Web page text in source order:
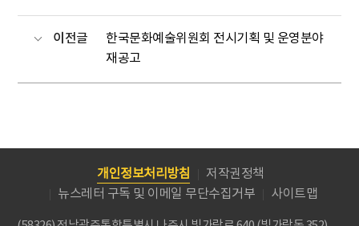
이전글
한국문화예술위원회 전시기획 및 운영분야
재공고
개인정보처리방침
저작권정책
뉴스레터 구독 및 이메일 무단수집거부
사이트맵